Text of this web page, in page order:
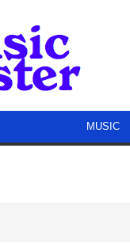
MUSIC